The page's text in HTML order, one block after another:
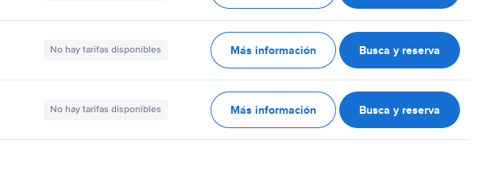
No hay tarifas disponibles Más información Busca y reserva
No hay tarifas disponibles Más información Busca y reserva